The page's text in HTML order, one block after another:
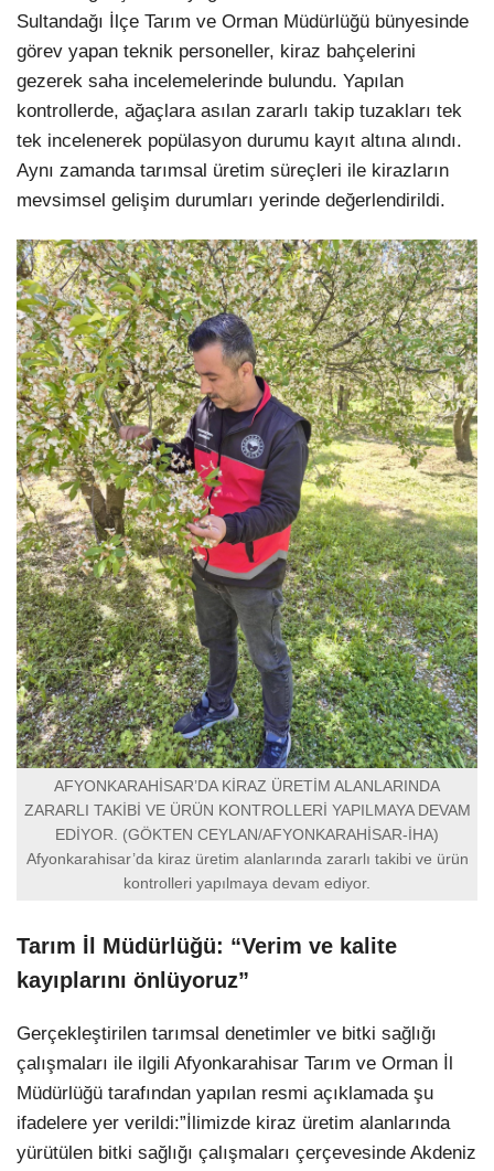
Sultandağı İlçe Tarım ve Orman Müdürlüğü bünyesinde
görev yapan teknik personeller, kiraz bahçelerini
gezerek saha incelemelerinde bulundu. Yapılan
kontrollerde, ağaçlara asılan zararlı takip tuzakları tek
tek incelenerek popülasyon durumu kayıt altına alındı.
Aynı zamanda tarımsal üretim süreçleri ile kirazların
mevsimsel gelişim durumları yerinde değerlendirildi.
AFYONKARAHİSAR’DA KİRAZ ÜRETİM ALANLARINDA
ZARARLI TAKİBİ VE ÜRÜN KONTROLLERİ YAPILMAYA DEVAM
EDİYOR. (GÖKTEN CEYLAN/AFYONKARAHİSAR-İHA)
Afyonkarahisar’da kiraz üretim alanlarında zararlı takibi ve ürün
kontrolleri yapılmaya devam ediyor.
Tarım İl Müdürlüğü: “Verim ve kalite
kayıplarını önlüyoruz”
Gerçekleştirilen tarımsal denetimler ve bitki sağlığı
çalışmaları ile ilgili Afyonkarahisar Tarım ve Orman İl
Müdürlüğü tarafından yapılan resmi açıklamada şu
ifadelere yer verildi:”İlimizde kiraz üretim alanlarında
yürütülen bitki sağlığı çalışmaları çerçevesinde Akdeniz